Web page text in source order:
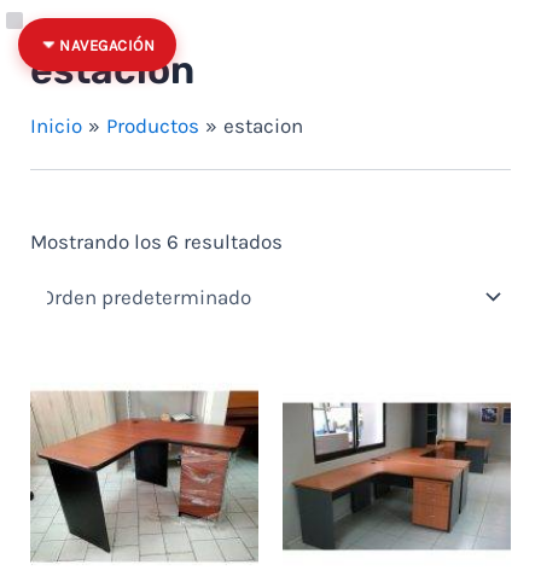
Ir al contenido
Categoría
Estado
NAVEGACIÓN
estacion
Inicio Productos estacion
Mostrando los 6 resultados